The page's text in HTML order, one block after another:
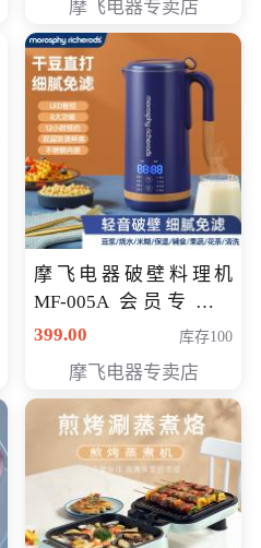
摩飞电器专卖店
摩飞电器破壁料理机
MF-005A 会员专享价
198元
399.00 库存100
摩飞电器专卖店